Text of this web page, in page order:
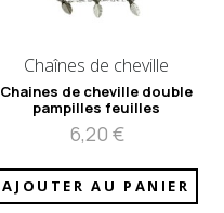
Chaînes de cheville
Chaines de cheville double
pampilles feuilles
6,20 €
AJOUTER AU PANIER